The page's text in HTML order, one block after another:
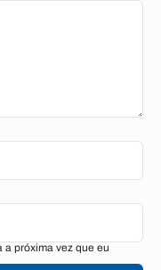
a próxima vez que eu